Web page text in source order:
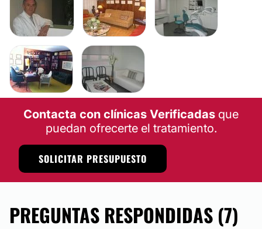
Contacta con clínicas Verificadas que
puedan ofrecerte el tratamiento.
SOLICITAR PRESUPUESTO
PREGUNTAS RESPONDIDAS (7)